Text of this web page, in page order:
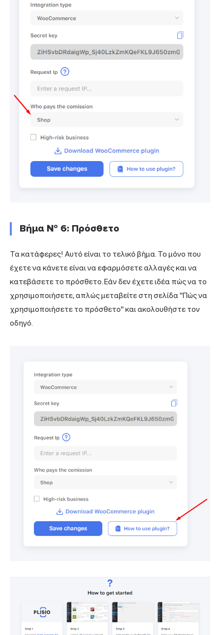
Βήμα № 6: Πρόσθετο
Τα κατάφερες! Αυτό είναι το τελικό βήμα. Το μόνο που
έχετε να κάνετε είναι να εφαρμόσετε αλλαγές και να
κατεβάσετε το πρόσθετο. Εάν δεν έχετε ιδέα πώς να το
χρησιμοποιήσετε, απλώς μεταβείτε στη σελίδα "Πώς να
χρησιμοποιήσετε το πρόσθετο" και ακολουθήστε τον
οδηγό.